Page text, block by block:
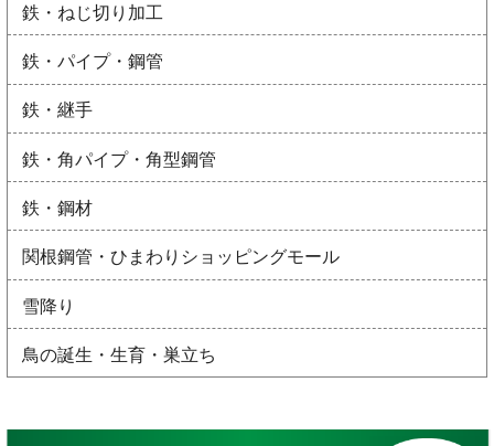
鉄・ねじ切り加工
鉄・パイプ・鋼管
鉄・継手
鉄・角パイプ・角型鋼管
鉄・鋼材
関根鋼管・ひまわりショッピングモール
雪降り
鳥の誕生・生育・巣立ち